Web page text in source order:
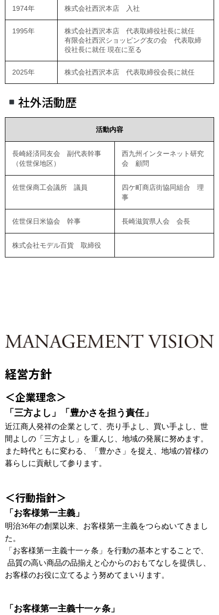
1974年 株式会社西沢本店 入社
1995年
株式会社西沢本店 代表取締役社長に就任
有限会社西沢ショッピング友の会 代表取締
役社長に就任 現在に至る
2025年 株式会社西沢本店 代表取締役会長に就任
社外活動歴
活動内容
長崎経済同友会 副代表幹事
（佐世保地区）
西九州インターネット研究
会 顧問
佐世保商工会議所 議員
四ケ町商店街協同組合 理
事
佐世保日米協会 幹事 長崎滋賀県人会 会長
株式会社モデル百貨 取締役
経営方針
＜企業理念＞
「三方よし」「豊かさを担う責任」
近江商人発祥の企業として、売り手よし、買い手よし、世
間よしの「三方よし」を重んじ、地域の発展に努めます。
また時代ともに変わる、「豊かさ」を捉え、地域の皆様の
暮らしに貢献して参ります。
＜行動指針＞
「お客様第一主義」
明治36年の創業以来、お客様第一主義をつらぬいてきまし
た。
「お客様第一主義十一ヶ条」を行動の基本とすることで、
品質の高い商品の品揃えと心からのおもてなしを提供し、
お客様のお役に立てるよう努めてまいります。
「お客様第一主義十一ヶ条」